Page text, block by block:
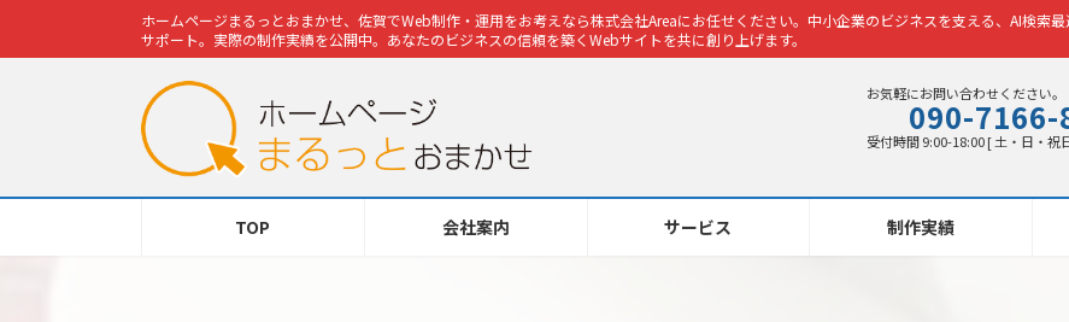
ホームページまるっとおまかせ、佐賀でWeb制作・運用をお考えなら株式会社Areaにお任せください。中小企業のビジネスを支える、AI検索
サポート。実際の制作実績を公開中。あなたのビジネスの信頼を築くWebサイトを共に創り上げます。
お気軽にお問い合わせください。
090-7166-
受付時間 9:00-18:00 [ 土・日・祝
TOP 会社案内 サービス 制作実績